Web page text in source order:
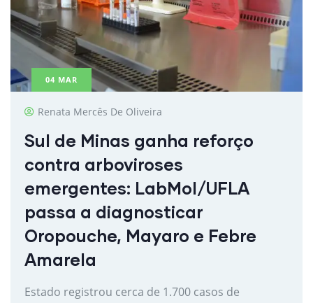
04 MAR
Renata Mercês De Oliveira
Sul de Minas ganha reforço
contra arboviroses
emergentes: LabMol/UFLA
passa a diagnosticar
Oropouche, Mayaro e Febre
Amarela
Estado registrou cerca de 1.700 casos de